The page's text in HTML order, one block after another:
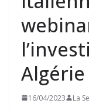
Algérie
16/04/2023 La